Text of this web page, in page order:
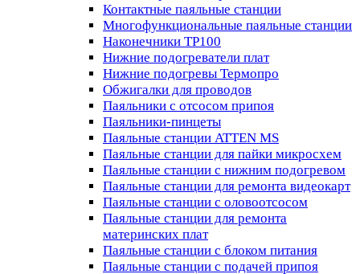
Контактные паяльные станции
Многофункциональные паяльные станции
Наконечники TP100
Нижние подогреватели плат
Нижние подогревы Термопро
Обжигалки для проводов
Паяльники с отсосом припоя
Паяльники-пинцеты
Паяльные станции ATTEN MS
Паяльные станции для пайки микросхем
Паяльные станции с нижним подогревом
Паяльные станции для ремонта видеокарт
Паяльные станции с оловоотсосом
Паяльные станции для ремонта
материнских плат
Паяльные станции с блоком питания
Паяльные станции с подачей припоя